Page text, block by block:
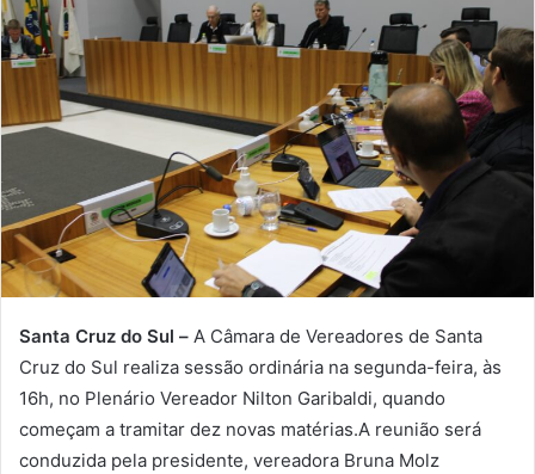
Santa Cruz do Sul – A Câmara de Vereadores de Santa
Cruz do Sul realiza sessão ordinária na segunda-feira, às
16h, no Plenário Vereador Nilton Garibaldi, quando
começam a tramitar dez novas matérias.A reunião será
conduzida pela presidente, vereadora Bruna Molz